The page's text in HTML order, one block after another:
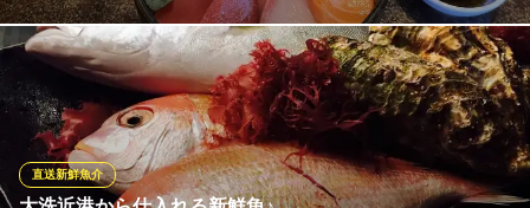
浜焼や刺身等海鮮居酒屋
つくばエクスプレス研究学園駅 徒歩3分
茨城県つくば市研究学園5-13-11 2F
日本料理の職人が創る、『契約農家常陸秋蕎麦・栃木県産蕎麦
粉』使用の石臼挽き十割蕎麦。 当日市場から仕入れた新鮮鮮魚を
贅沢に使用した海鮮丼。
いの瀬 凜
日本料理・十割蕎麦
直送新鮮魚介